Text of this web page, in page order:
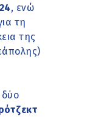
, ενώ
τη
της
δύο